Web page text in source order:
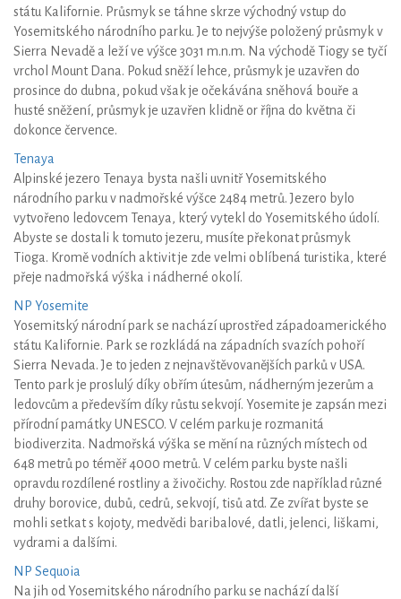
státu Kalifornie. Průsmyk se táhne skrze východný vstup do
Yosemitského národního parku. Je to nejvýše položený průsmyk v
Sierra Nevadě a leží ve výšce 3031 m.n.m. Na východě Tiogy se tyčí
vrchol Mount Dana. Pokud sněží lehce, průsmyk je uzavřen do
prosince do dubna, pokud však je očekávána sněhová bouře a
husté sněžení, průsmyk je uzavřen klidně or října do května či
dokonce července.
Tenaya
Alpinské jezero Tenaya bysta našli uvnitř Yosemitského
národního parku v nadmořské výšce 2484 metrů. Jezero bylo
vytvořeno ledovcem Tenaya, který vytekl do Yosemitského údolí.
Abyste se dostali k tomuto jezeru, musíte překonat průsmyk
Tioga. Kromě vodních aktivit je zde velmi oblíbená turistika, které
přeje nadmořská výška i nádherné okolí.
NP Yosemite
Yosemitský národní park se nachází uprostřed západoamerického
státu Kalifornie. Park se rozkládá na západních svazích pohoří
Sierra Nevada. Je to jeden z nejnavštěvovanějších parků v USA.
Tento park je proslulý díky obřím útesům, nádherným jezerům a
ledovcům a především díky růstu sekvojí. Yosemite je zapsán mezi
přírodní památky UNESCO. V celém parku je rozmanitá
biodiverzita. Nadmořská výška se mění na různých místech od
648 metrů po téměř 4000 metrů. V celém parku byste našli
opravdu rozdílené rostliny a živočichy. Rostou zde například různé
druhy borovice, dubů, cedrů, sekvojí, tisů atd. Ze zvířat byste se
mohli setkat s kojoty, medvědi baribalové, datli, jelenci, liškami,
vydrami a dalšími.
NP Sequoia
Na jih od Yosemitského národního parku se nachází další